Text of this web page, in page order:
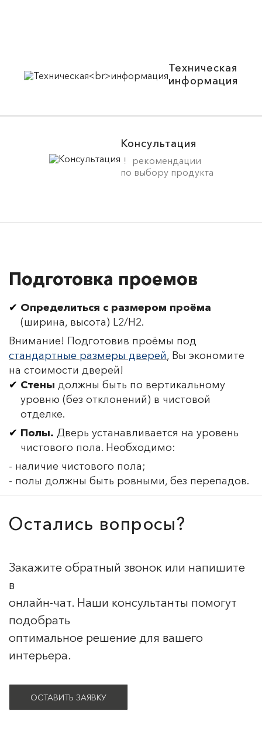
Техническая
информация
Консультация
рекомендации
по выбору продукта
Подготовка проемов
Определиться с размером проёма
(ширина, высота) L2/H2.
Внимание! Подготовив проёмы под
стандартные размеры дверей, Вы экономите
на стоимости дверей!
Стены должны быть по вертикальному
уровню (без отклонений) в чистовой
отделке.
Полы. Дверь устанавливается на уровень
чистового пола. Необходимо:
- наличие чистового пола;
- полы должны быть ровными, без перепадов.
Остались вопросы?
Закажите обратный звонок или напишите
в
онлайн-чат. Наши консультанты помогут
подобрать
оптимальное решение для вашего
интерьера.
ОСТАВИТЬ ЗАЯВКУ